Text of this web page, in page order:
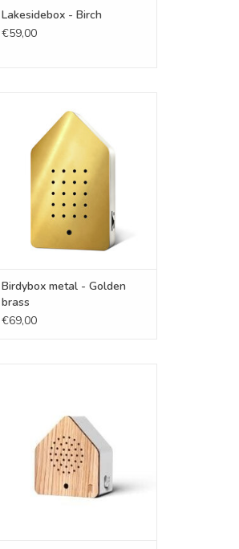
Lakesidebox - Birch
€59,00
TOEVOEGEN AAN WINKELWAGEN
Birdybox metal - Golden
brass
€69,00